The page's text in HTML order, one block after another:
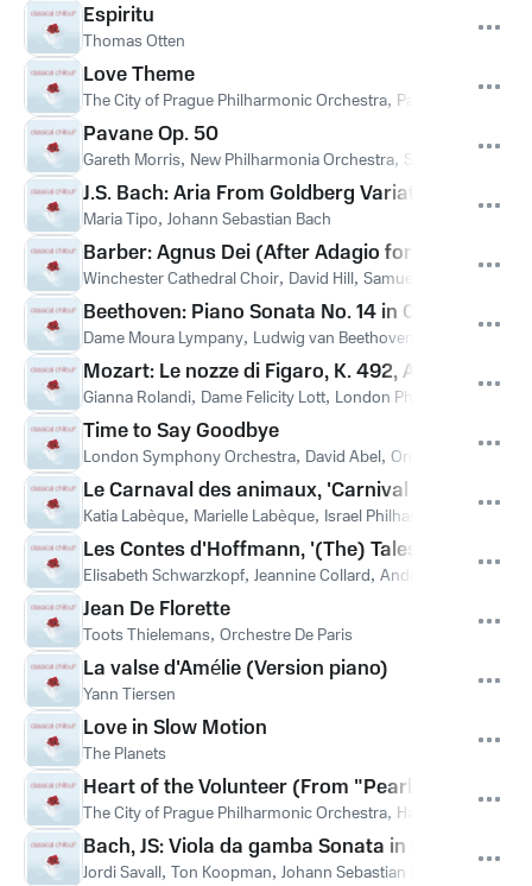
Espiritu
Thomas Otten
Love Theme
The City of Prague Philharmonic Orchestra, Paul Bateman
Pavane Op. 50
Gareth Morris, New Philharmonia Orchestra, Sir David
J.S. Bach: Aria From Goldberg Variations, BWV
Maria Tipo, Johann Sebastian Bach
Barber: Agnus Dei (After Adagio for Strings, Op.
Winchester Cathedral Choir, David Hill, Samuel Barber
Beethoven: Piano Sonata No. 14 in C-Sharp
Dame Moura Lympany, Ludwig van Beethoven
Mozart: Le nozze di Figaro, K. 492, Act 3:
Gianna Rolandi, Dame Felicity Lott, London Philharmonic
Time to Say Goodbye
London Symphony Orchestra, David Abel, Orchestra/David
Le Carnaval des animaux, 'Carnival of the
Katia Labèque, Marielle Labèque, Israel Philharmonic
Les Contes d'Hoffmann, '(The) Tales of
Elisabeth Schwarzkopf, Jeannine Collard, André Cluytens
Jean De Florette
Toots Thielemans, Orchestre De Paris
La valse d'Amélie (Version piano)
Yann Tiersen
Love in Slow Motion
The Planets
Heart of the Volunteer (From "Pearl Harbor")
The City of Prague Philharmonic Orchestra, Hans Zimmer
Bach, JS: Viola da gamba Sonata in G Minor,
Jordi Savall, Ton Koopman, Johann Sebastian Bach